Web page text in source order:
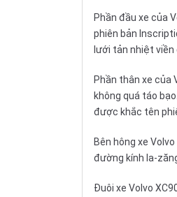
Phần đầu xe của
phiên bản
lưới tản nhiệt viền
Phần thân xe của
không quá táo
được khắc tên
Bên hông xe
đường kính la-
Đuôi xe Volvo